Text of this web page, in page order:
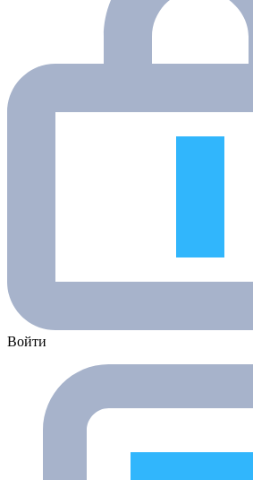
Войти